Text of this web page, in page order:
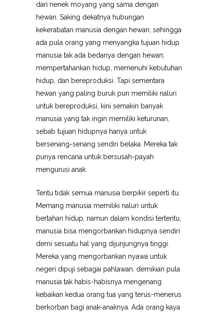
dari nenek moyang yang sama dengan
hewan. Saking dekatnya hubungan
kekerabatan manusia dengan hewan, sehingga
ada pula orang yang menyangka tujuan hidup
manusia tak ada bedanya dengan hewan;
mempertahankan hidup, memenuhi kebutuhan
hidup, dan bereproduksi. Tapi sementara
hewan yang paling buruk pun memiliki naluri
untuk bereproduksi, kini semakin banyak
manusia yang tak ingin memiliki keturunan,
sebab tujuan hidupnya hanya untuk
bersenang-senang sendiri belaka. Mereka tak
punya rencana untuk bersusah-payah
mengurusi anak.
Tentu tidak semua manusia berpikir seperti itu.
Memang manusia memiliki naluri untuk
bertahan hidup, namun dalam kondisi tertentu,
manusia bisa mengorbankan hidupnya sendiri
demi sesuatu hal yang dijunjungnya tinggi.
Mereka yang mengorbankan nyawa untuk
negeri dipuji sebagai pahlawan, demikian pula
manusia tak habis-habisnya mengenang
kebaikan kedua orang tua yang terus-menerus
berkorban bagi anak-anaknya. Ada orang kaya